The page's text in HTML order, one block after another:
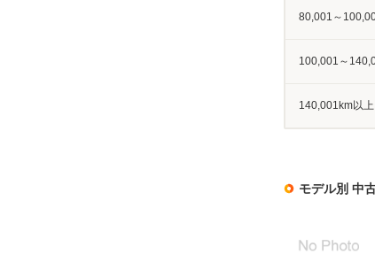
80,001～
100,001～
140,001km以上
モデル別 中